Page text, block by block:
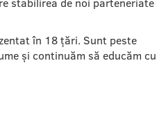
în 18 țări. Sunt peste
și continuăm să educăm cu